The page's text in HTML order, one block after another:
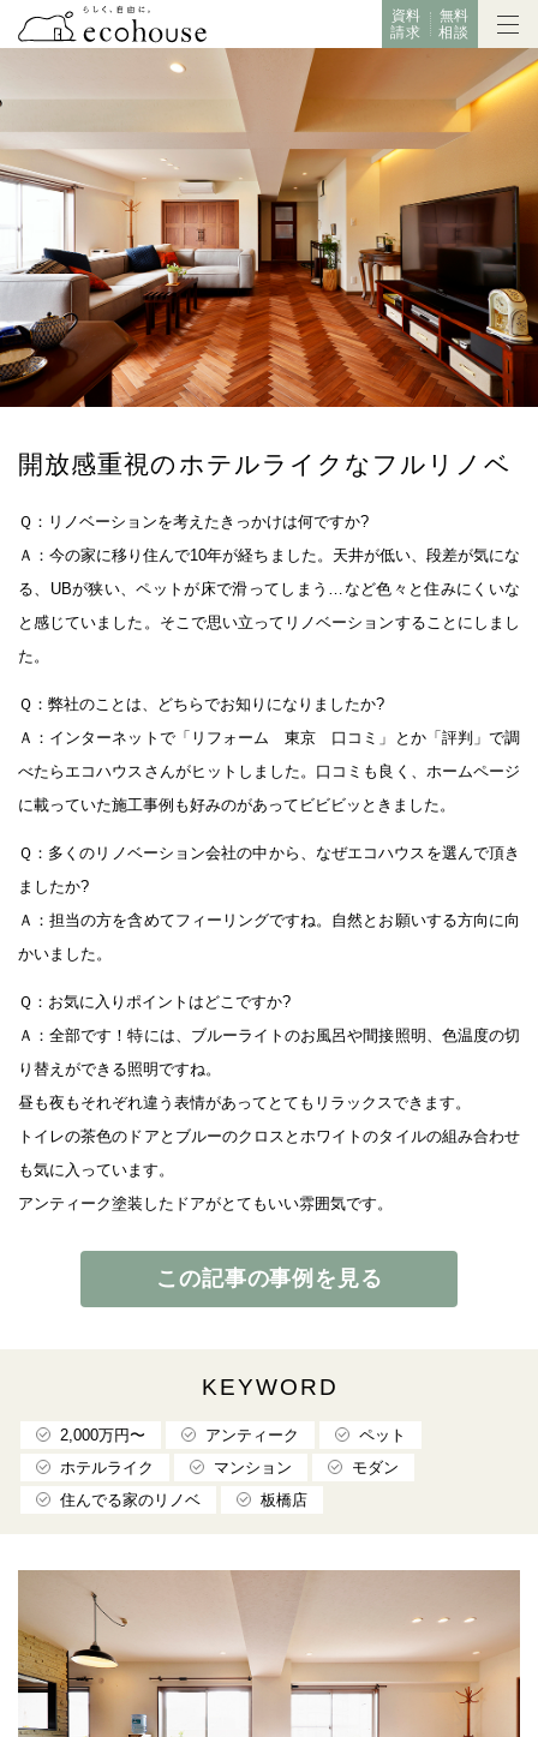
資料
請求
無料
相談
開放感重視のホテルライクなフルリノベ
Ｑ：リノベーションを考えたきっかけは何ですか?
Ａ：今の家に移り住んで10年が経ちました。天井が低い、段差が気にな
る、UBが狭い、ペットが床で滑ってしまう…など色々と住みにくいな
と感じていました。そこで思い立ってリノベーションすることにしまし
た。
Ｑ：弊社のことは、どちらでお知りになりましたか?
Ａ：インターネットで「リフォーム 東京 口コミ」とか「評判」で調
べたらエコハウスさんがヒットしました。口コミも良く、ホームページ
に載っていた施工事例も好みのがあってビビビッときました。
Ｑ：多くのリノベーション会社の中から、なぜエコハウスを選んで頂き
ましたか?
Ａ：担当の方を含めてフィーリングですね。自然とお願いする方向に向
かいました。
Ｑ：お気に入りポイントはどこですか?
Ａ：全部です！特には、ブルーライトのお風呂や間接照明、色温度の切
り替えができる照明ですね。
昼も夜もそれぞれ違う表情があってとてもリラックスできます。
トイレの茶色のドアとブルーのクロスとホワイトのタイルの組み合わせ
も気に入っています。
アンティーク塗装したドアがとてもいい雰囲気です。
この記事の事例を見る
KEYWORD
2,000万円〜 アンティーク
ペット
ホテルライク
マンション
モダン
住んでる家のリノベ
板橋店